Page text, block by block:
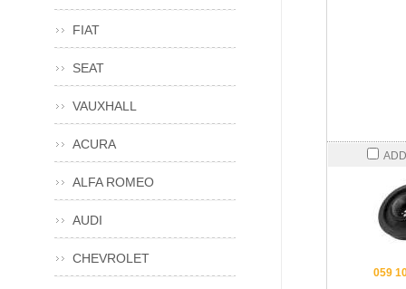
059
FIAT
SEAT
VAUXHALL
ACURA
ALFA ROMEO
AUDI
CHEVROLET